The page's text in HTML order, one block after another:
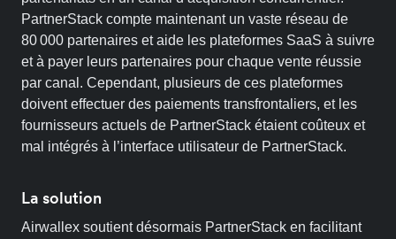
PartnerStack compte maintenant un vaste réseau de
80 000 partenaires et aide les plateformes SaaS à suivre
et à payer leurs partenaires pour chaque vente réussie
par canal. Cependant, plusieurs de ces plateformes
doivent effectuer des paiements transfrontaliers, et les
fournisseurs actuels de PartnerStack étaient coûteux et
mal intégrés à l’interface utilisateur de PartnerStack.
La solution
Airwallex soutient désormais PartnerStack en facilitant